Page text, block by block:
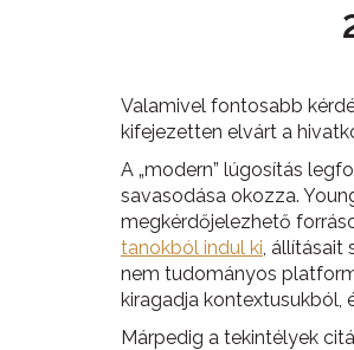
Valamivel fontosabb
kifejezetten elvárt a
A „modern” lúgosítás
savasodása okozza.
megkérdőjelezhető
tanokból indul ki, állításait
nem tudományos
kiragadja kontextusukból,
Márpedig a tekintélyek